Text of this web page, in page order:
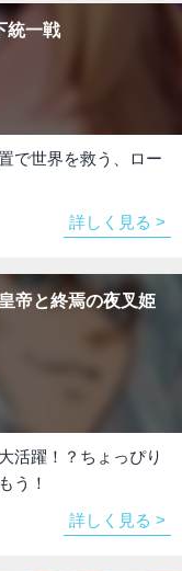
統一戦
で世界を救う、ロー
詳しく見る >
帝と終焉の夜叉姫
活躍！？ちょっぴり
う！
詳しく見る >